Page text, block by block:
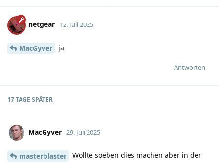
netgear 12. Juli 2025
MacGyver ja
Antworten
17 TAGE SPÄTER
MacGyver 29. Juli 2025
masterblaster
Wollte soeben dies machen aber in der